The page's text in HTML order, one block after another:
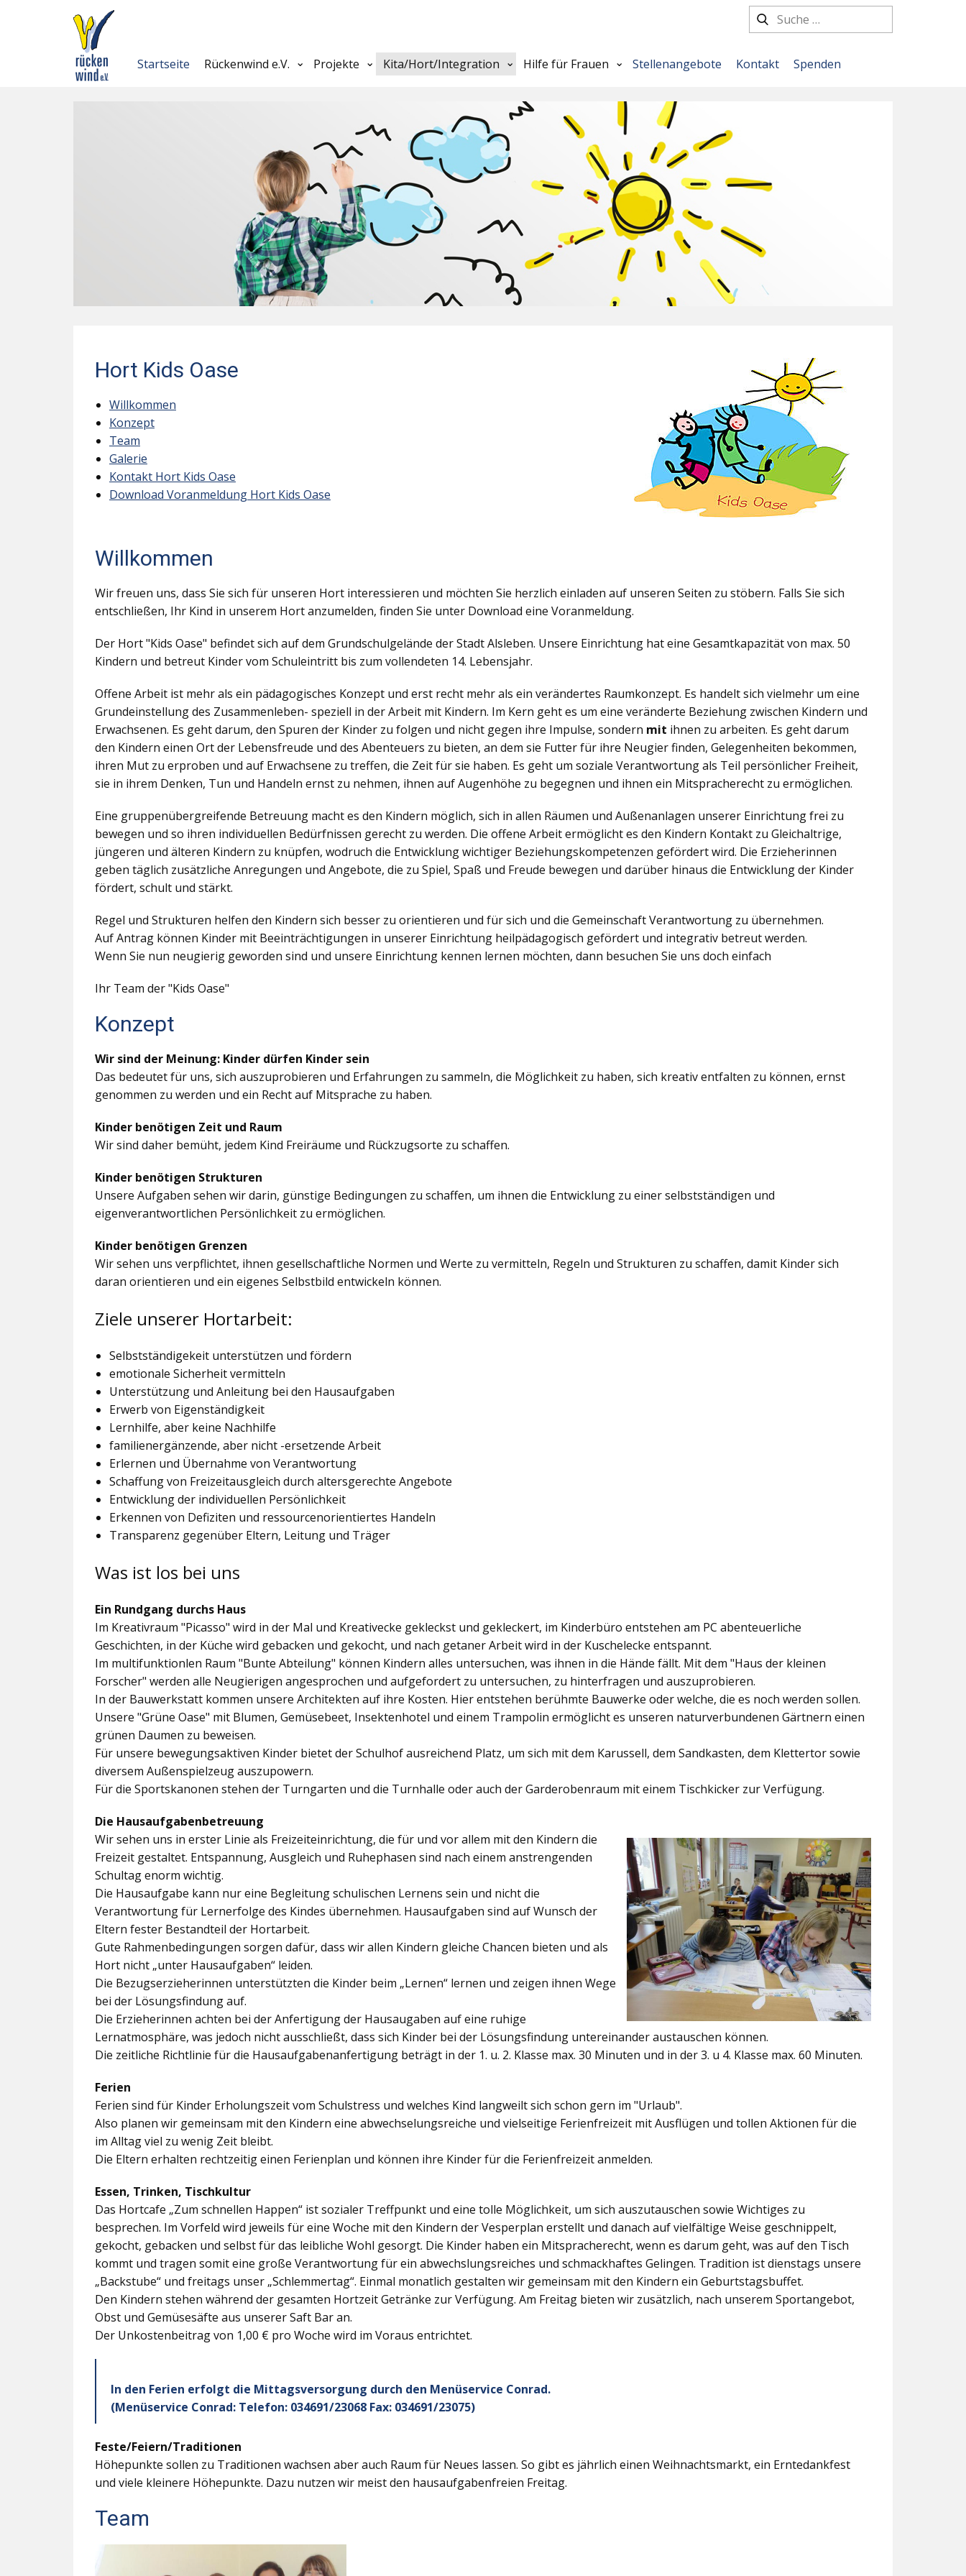
Startseite Rückenwind e.V. Projekte Kita/Hort/Integration Hilfe für Frauen Stellenangebote Kontakt Spenden
Hort Kids Oase
Willkommen
Konzept
Team
Galerie
Kontakt Hort Kids Oase
Download Voranmeldung Hort Kids Oase
Willkommen
Wir freuen uns, dass Sie sich für unseren Hort interessieren und möchten Sie herzlich einladen auf unseren Seiten zu stöbern. Falls Sie sich
entschließen, Ihr Kind in unserem Hort anzumelden, finden Sie unter Download eine Voranmeldung.
Der Hort "Kids Oase" befindet sich auf dem Grundschulgelände der Stadt Alsleben. Unsere Einrichtung hat eine Gesamtkapazität von max. 50
Kindern und betreut Kinder vom Schuleintritt bis zum vollendeten 14. Lebensjahr.
Offene Arbeit ist mehr als ein pädagogisches Konzept und erst recht mehr als ein verändertes Raumkonzept. Es handelt sich vielmehr um eine
Grundeinstellung des Zusammenleben- speziell in der Arbeit mit Kindern. Im Kern geht es um eine veränderte Beziehung zwischen Kindern und
Erwachsenen. Es geht darum, den Spuren der Kinder zu folgen und nicht gegen ihre Impulse, sondern mit ihnen zu arbeiten. Es geht darum
den Kindern einen Ort der Lebensfreude und des Abenteuers zu bieten, an dem sie Futter für ihre Neugier finden, Gelegenheiten bekommen,
ihren Mut zu erproben und auf Erwachsene zu treffen, die Zeit für sie haben. Es geht um soziale Verantwortung als Teil persönlicher Freiheit,
sie in ihrem Denken, Tun und Handeln ernst zu nehmen, ihnen auf Augenhöhe zu begegnen und ihnen ein Mitspracherecht zu ermöglichen.
Eine gruppenübergreifende Betreuung macht es den Kindern möglich, sich in allen Räumen und Außenanlagen unserer Einrichtung frei zu
bewegen und so ihren individuellen Bedürfnissen gerecht zu werden. Die offene Arbeit ermöglicht es den Kindern Kontakt zu Gleichaltrige,
jüngeren und älteren Kindern zu knüpfen, wodruch die Entwicklung wichtiger Beziehungskompetenzen gefördert wird. Die Erzieherinnen
geben täglich zusätzliche Anregungen und Angebote, die zu Spiel, Spaß und Freude bewegen und darüber hinaus die Entwicklung der Kinder
fördert, schult und stärkt.
Regel und Strukturen helfen den Kindern sich besser zu orientieren und für sich und die Gemeinschaft Verantwortung zu übernehmen.
Auf Antrag können Kinder mit Beeinträchtigungen in unserer Einrichtung heilpädagogisch gefördert und integrativ betreut werden.
Wenn Sie nun neugierig geworden sind und unsere Einrichtung kennen lernen möchten, dann besuchen Sie uns doch einfach
Ihr Team der "Kids Oase"
Konzept
Wir sind der Meinung: Kinder dürfen Kinder sein
Das bedeutet für uns, sich auszuprobieren und Erfahrungen zu sammeln, die Möglichkeit zu haben, sich kreativ entfalten zu können, ernst
genommen zu werden und ein Recht auf Mitsprache zu haben.
Kinder benötigen Zeit und Raum
Wir sind daher bemüht, jedem Kind Freiräume und Rückzugsorte zu schaffen.
Kinder benötigen Strukturen
Unsere Aufgaben sehen wir darin, günstige Bedingungen zu schaffen, um ihnen die Entwicklung zu einer selbstständigen und
eigenverantwortlichen Persönlichkeit zu ermöglichen.
Kinder benötigen Grenzen
Wir sehen uns verpflichtet, ihnen gesellschaftliche Normen und Werte zu vermitteln, Regeln und Strukturen zu schaffen, damit Kinder sich
daran orientieren und ein eigenes Selbstbild entwickeln können.
Ziele unserer Hortarbeit:
Selbstständigekeit unterstützen und fördern
emotionale Sicherheit vermitteln
Unterstützung und Anleitung bei den Hausaufgaben
Erwerb von Eigenständigkeit
Lernhilfe, aber keine Nachhilfe
familienergänzende, aber nicht -ersetzende Arbeit
Erlernen und Übernahme von Verantwortung
Schaffung von Freizeitausgleich durch altersgerechte Angebote
Entwicklung der individuellen Persönlichkeit
Erkennen von Defiziten und ressourcenorientiertes Handeln
Transparenz gegenüber Eltern, Leitung und Träger
Was ist los bei uns
Ein Rundgang durchs Haus
Im Kreativraum "Picasso" wird in der Mal und Kreativecke gekleckst und gekleckert, im Kinderbüro entstehen am PC abenteuerliche
Geschichten, in der Küche wird gebacken und gekocht, und nach getaner Arbeit wird in der Kuschelecke entspannt.
Im multifunktionlen Raum "Bunte Abteilung" können Kindern alles untersuchen, was ihnen in die Hände fällt. Mit dem "Haus der kleinen
Forscher" werden alle Neugierigen angesprochen und aufgefordert zu untersuchen, zu hinterfragen und auszuprobieren.
In der Bauwerkstatt kommen unsere Architekten auf ihre Kosten. Hier entstehen berühmte Bauwerke oder welche, die es noch werden sollen.
Unsere "Grüne Oase" mit Blumen, Gemüsebeet, Insektenhotel und einem Trampolin ermöglicht es unseren naturverbundenen Gärtnern einen
grünen Daumen zu beweisen.
Für unsere bewegungsaktiven Kinder bietet derSchulhofausreichend Platz, um sich mit dem Karussell, dem Sandkasten, dem Klettertor sowie
diversem Außenspielzeug auszupowern.
Für die Sportskanonen stehen der Turngarten und die Turnhalle oder auch derGarderobenraum mit einem Tischkicker zur Verfügung.
Die Hausaufgabenbetreuung
Wir sehen uns in erster Linie als Freizeiteinrichtung, die für und vor allem mit den Kindern die
Freizeit gestaltet. Entspannung, Ausgleich und Ruhephasen sind nach einem anstrengenden
Schultag enorm wichtig.
Die Hausaufgabe kann nur eine Begleitung schulischen Lernens sein und nicht die
Verantwortung für Lernerfolge des Kindes übernehmen. Hausaufgaben sind auf Wunsch der
Eltern fester Bestandteil der Hortarbeit.
Gute Rahmenbedingungen sorgen dafür, dass wir allen Kindern gleiche Chancen bieten und als
Hort nicht „unter Hausaufgaben“ leiden.
Die Bezugserzieherinnen unterstützten die Kinder beim „Lernen“ lernen und zeigen ihnen Wege
bei der Lösungsfindung auf.
Die Erzieherinnen achten bei der Anfertigung der Hausaugaben auf eine ruhige
Lernatmosphäre, was jedoch nicht ausschließt, dass sich Kinder bei der Lösungsfindung untereinander austauschen können.
Die zeitliche Richtlinie für die Hausaufgabenanfertigung beträgt in der 1. u. 2. Klasse max. 30 Minuten und in der 3. u 4. Klasse max. 60 Minuten.
Ferien
Ferien sind für Kinder Erholungszeit vom Schulstress und welches Kind langweilt sich schon gern im "Urlaub".
Also planen wir gemeinsam mit den Kindern eine abwechselungsreiche und vielseitige Ferienfreizeit mit Ausflügen und tollen Aktionen für die
im Alltag viel zu wenig Zeit bleibt.
Die Eltern erhalten rechtzeitig einen Ferienplan und können ihre Kinder für die Ferienfreizeit anmelden.
Essen, Trinken, Tischkultur
Das Hortcafe „Zum schnellen Happen“ ist sozialer Treffpunkt und eine tolle Möglichkeit, um sich auszutauschen sowie Wichtiges zu
besprechen. Im Vorfeld wird jeweils für eine Woche mit den Kindern der Vesperplan erstellt und danach auf vielfältige Weise geschnippelt,
gekocht, gebacken und selbst für das leibliche Wohl gesorgt. Die Kinder haben ein Mitspracherecht, wenn es darum geht, was auf den Tisch
kommt und tragen somit eine große Verantwortung für ein abwechslungsreiches und schmackhaftes Gelingen. Tradition ist dienstags unsere
„Backstube“ und freitags unser „Schlemmertag“. Einmal monatlich gestalten wir gemeinsam mit den Kindern ein Geburtstagsbuffet.
Den Kindern stehen während der gesamten Hortzeit Getränke zur Verfügung. Am Freitag bieten wir zusätzlich, nach unserem Sportangebot,
Obst und Gemüsesäfte aus unserer Saft Bar an.
Der Unkostenbeitrag von 1,00 € pro Woche wird im Voraus entrichtet.
In den Ferien erfolgt die Mittagsversorgung durch den Menüservice Conrad.
(Menüservice Conrad: Telefon: 034691/23068 Fax: 034691/23075)
Feste/Feiern/Traditionen
Höhepunkte sollen zu Traditionen wachsen aber auch Raum für Neues lassen. So gibt es jährlich einen Weihnachtsmarkt, ein Erntedankfest
und viele kleinere Höhepunkte. Dazu nutzen wir meist den hausaufgabenfreien Freitag.
Team